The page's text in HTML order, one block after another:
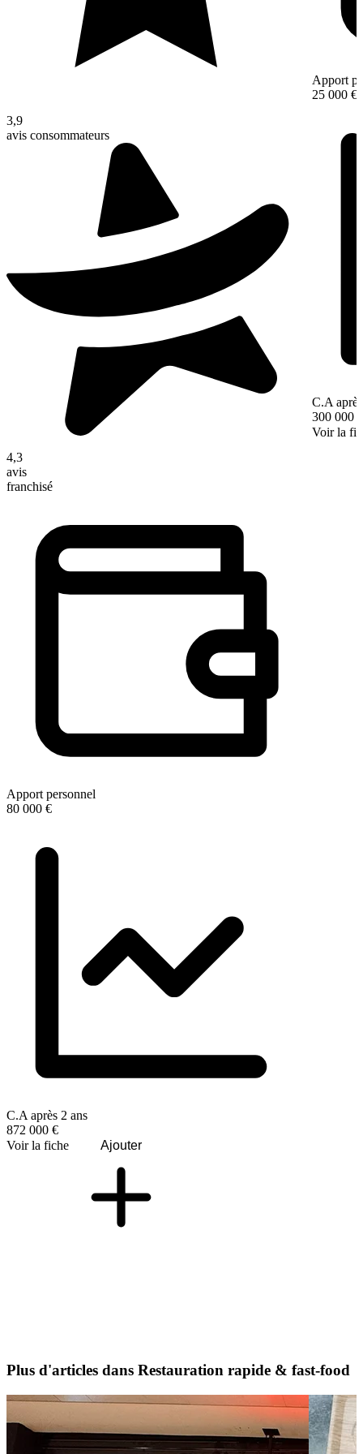
3,9
avis consommateurs
4,3
avis
franchisé
Apport personnel
80 000 €
C.A après 2 ans
872 000 €
Voir la fiche
Ajouter
Apport
25 000 €
C.A
300 000 €
Voir la
Plus d'articles dans Restauration rapide & fast-food